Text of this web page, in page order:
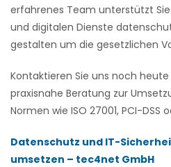
erfahrenes Team unterstützt
und digitalen Dienste
gestalten um die gesetzlichen
Kontaktieren Sie uns noch
praxisnahe Beratung zur
Normen wie ISO 27001, PCI-DSS
Datenschutz und IT-
umsetzen – tec4net GmbH